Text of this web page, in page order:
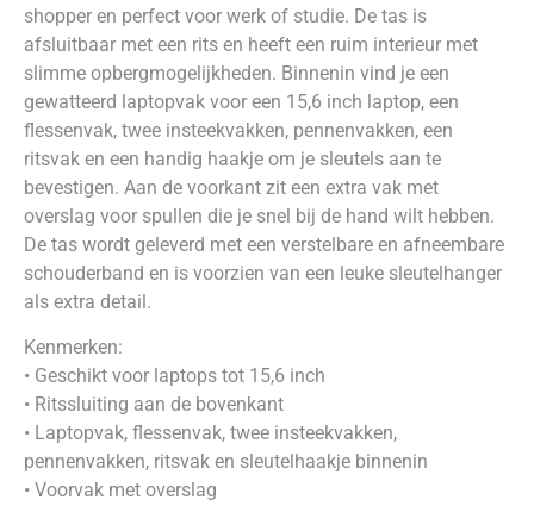
shopper en perfect voor werk of studie. De tas is
afsluitbaar met een rits en heeft een ruim interieur met
slimme opbergmogelijkheden. Binnenin vind je een
gewatteerd laptopvak voor een 15,6 inch laptop, een
flessenvak, twee insteekvakken, pennenvakken, een
ritsvak en een handig haakje om je sleutels aan te
bevestigen. Aan de voorkant zit een extra vak met
overslag voor spullen die je snel bij de hand wilt hebben.
De tas wordt geleverd met een verstelbare en afneembare
schouderband en is voorzien van een leuke sleutelhanger
als extra detail.
Kenmerken:
• Geschikt voor laptops tot 15,6 inch
• Ritssluiting aan de bovenkant
• Laptopvak, flessenvak, twee insteekvakken,
pennenvakken, ritsvak en sleutelhaakje binnenin
• Voorvak met overslag